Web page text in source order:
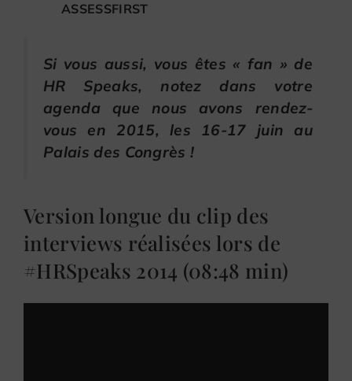
ASSESSFIRST
Si vous aussi, vous êtes « fan » de
HR Speaks, notez dans votre
agenda que nous avons rendez-
vous en 2015, les 16-17 juin au
Palais des Congrès !
Version longue du clip des
interviews réalisées lors de
#HRSpeaks 2014 (08:48 min)